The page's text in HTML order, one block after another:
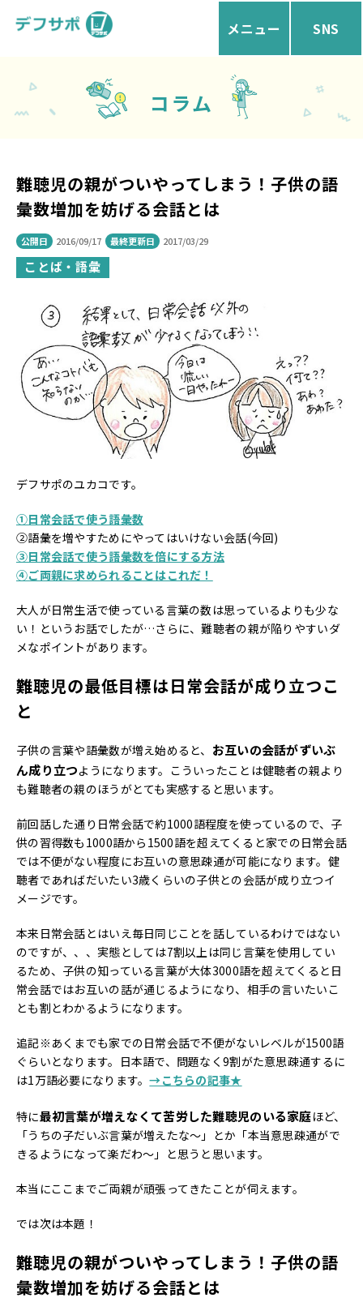
メニュー SNS
コラム
難聴児の親がついやってしまう！子供の語
彙数増加を妨げる会話とは
公開日 2016/09/17 最終更新日 2017/03/29
ことば・語彙
デフサポのユカコです。
①日常会話で使う語彙数
②語彙を増やすためにやってはいけない会話(今回)
③日常会話で使う語彙数を倍にする方法
④ご両親に求められることはこれだ！
大人が日常生活で使っている言葉の数は思っているよりも少な
い！というお話でしたが…さらに、難聴者の親が陥りやすいダ
メなポイントがあります。
難聴児の最低目標は日常会話が成り立つこ
と
子供の言葉や語彙数が増え始めると、 お互いの会話がずいぶ
ん成り立つようになります。こういったことは健聴者の親より
も難聴者の親のほうがとても実感すると思います。
前回話した通り日常会話で約1000語程度を使っているので、子
供の習得数も1000語から1500語を超えてくると家での日常会話
では不便がない程度にお互いの意思疎通が可能になります。健
聴者であればだいたい3歳くらいの子供との会話が成り立つイ
メージです。
本来日常会話とはいえ毎日同じことを話しているわけではない
のですが、、、実態としては7割以上は同じ言葉を使用してい
るため、子供の知っている言葉が大体3000語を超えてくると日
常会話ではお互いの話が通じるようになり、相手の言いたいこ
とも割とわかるようになります。
追記※あくまでも家での日常会話で不便がないレベルが1500語
ぐらいとなります。日本語で、問題なく9割がた意思疎通するに
は1万語必要になります。→こちらの記事★
特に最初言葉が増えなくて苦労した難聴児のいる家庭ほど、
「うちの子だいぶ言葉が増えたな～」とか「本当意思疎通がで
きるようになって楽だわ～」と思うと思います。
本当にここまでご両親が頑張ってきたことが伺えます。
では次は本題！
難聴児の親がついやってしまう！子供の語
彙数増加を妨げる会話とは